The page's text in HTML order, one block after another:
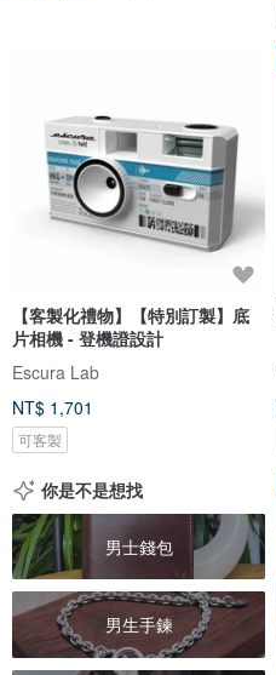
【客製化禮物】【特別訂製】底
片相機 - 登機證設計
Escura Lab
NT$ 1,701
可客製
你是不是想找
男士錢包
男生手鍊